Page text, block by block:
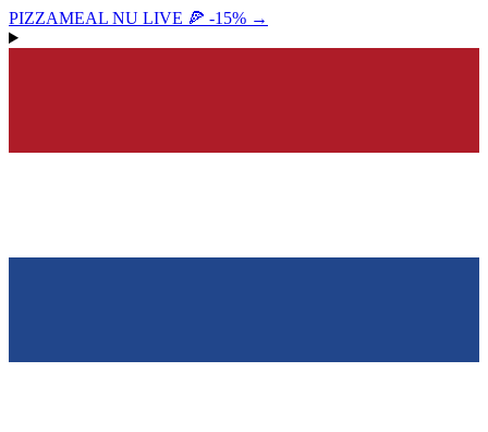
PIZZAMEAL NU LIVE 🍕 -15% →